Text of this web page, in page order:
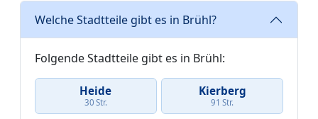
Welche Stadtteile gibt es in Brühl?
Folgende Stadtteile gibt es in Brühl:
Heide
30 Str.
Kierberg
91 Str.